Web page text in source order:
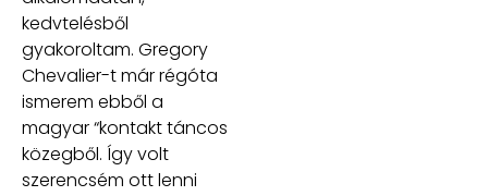
kedvtelésből
gyakoroltam. Gregory
Chevalier-t már régóta
ismerem ebből a
magyar “kontakt táncos
közegből. Így volt
szerencsém ott lenni